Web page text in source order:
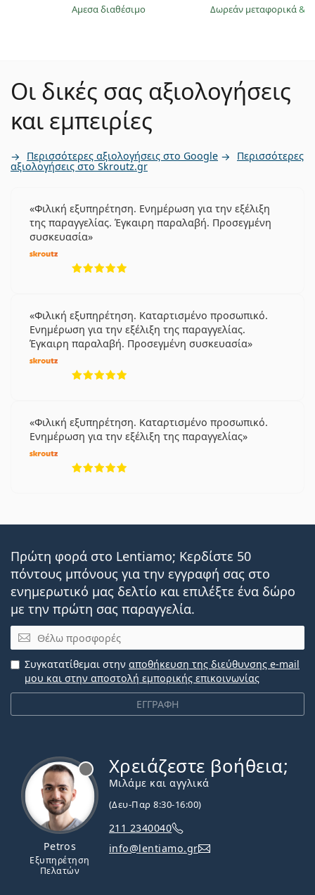
άμεσα διαθέσιμο Δωρεάν μεταφορικά&
Οι δικές σας αξιολογήσεις
και εμπειρίες
Περισσότερες αξιολογήσεις στο Google Περισσότερες
αξιολογήσεις στο Skroutz.gr
Φιλική εξυπηρέτηση. Ενημέρωση για την εξέλιξη
της παραγγελίας. Έγκαιρη παραλαβή. Προσεγμένη
συσκευασία
Φιλική εξυπηρέτηση. Καταρτισμένο προσωπικό.
Ενημέρωση για την εξέλιξη της παραγγελίας.
Έγκαιρη παραλαβή. Προσεγμένη συσκευασία
Φιλική εξυπηρέτηση. Καταρτισμένο προσωπικό.
Ενημέρωση για την εξέλιξη της παραγγελίας
Πρώτη φορά στο Lentiamo; Κερδίστε 50
πόντους μπόνους για την εγγραφή σας στο
ενημερωτικό μας δελτίο και επιλέξτε ένα δώρο
με την πρώτη σας παραγγελία.
Email
ΕΓΓΡΑΦΗ
Συγκατατίθεμαι στην αποθήκευση της διεύθυνσης e-mail
μου και στην αποστολή εμπορικής επικοινωνίας
Petros
Εξυπηρέτηση
Πελατών
Χρειάζεστε βοήθεια;
Μιλάμε και αγγλικά
(Δευ-Παρ 8:30-16:00)
211 2340040
info@lentiamo.gr